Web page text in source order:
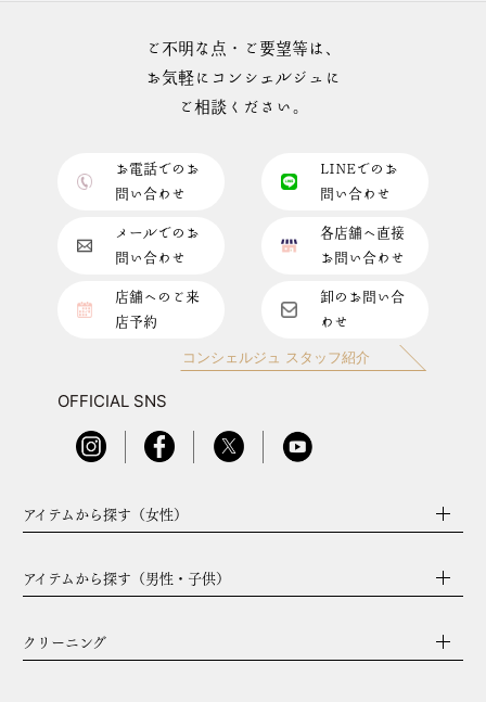
ご不明な点・ご要望等は、
お気軽にコンシェルジュに
ご相談ください。
お電話でのお
問い合わせ
LINEでのお
問い合わせ
メールでのお
問い合わせ
各店舗へ直接
お問い合わせ
店舗へのご来
店予約
卸のお問い合
わせ
コンシェルジュ スタッフ紹介
OFFICIAL SNS
アイテムから探す（女性）
アイテムから探す（男性・子供）
クリーニング